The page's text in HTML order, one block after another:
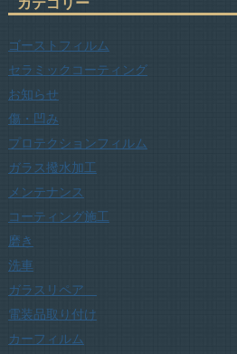
カテゴリー
ゴーストフィルム
セラミックコーティング
お知らせ
傷・凹み
プロテクションフィルム
ガラス撥水加工
メンテナンス
コーティング施工
磨き
洗車
ガラスリペア
電装品取り付け
カーフィルム